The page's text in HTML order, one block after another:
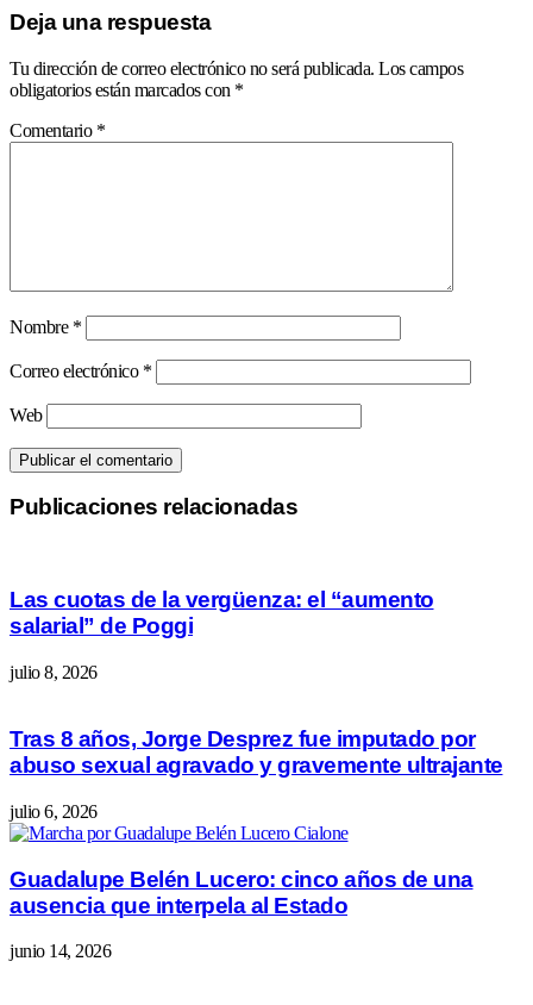
Deja una respuesta
Tu dirección de correo electrónico no será publicada. Los campos
obligatorios están marcados con *
Comentario *
Nombre *
Correo electrónico *
Web
Publicaciones relacionadas
Las cuotas de la vergüenza: el “aumento
salarial” de Poggi
julio 8, 2026
Tras 8 años, Jorge Desprez fue imputado por
abuso sexual agravado y gravemente ultrajante
julio 6, 2026
Guadalupe Belén Lucero: cinco años de una
ausencia que interpela al Estado
junio 14, 2026